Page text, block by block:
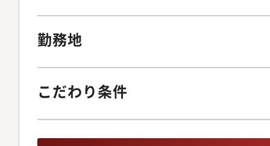
勤務地
こだわり条件